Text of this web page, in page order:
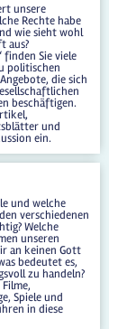
unsere
Rechte habe
wie sieht wohl
aus?
finden Sie viele
politischen
die sich
beschäftigen.
und
ein.
und welche
verschiedenen
Welche
unseren
an keinen Gott
bedeutet es,
zu handeln?
Spiele und
in diese